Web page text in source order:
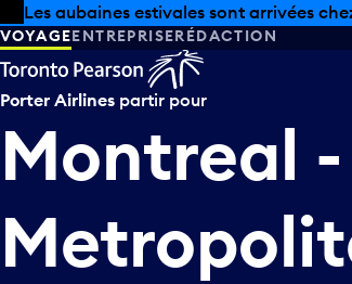
Skip to offers
Passer au contenu principal
Les aubaines estivales sont arrivées
VOYAGEENTREPRISERÉDACTION
Porter Airlines partir pour
Montreal -